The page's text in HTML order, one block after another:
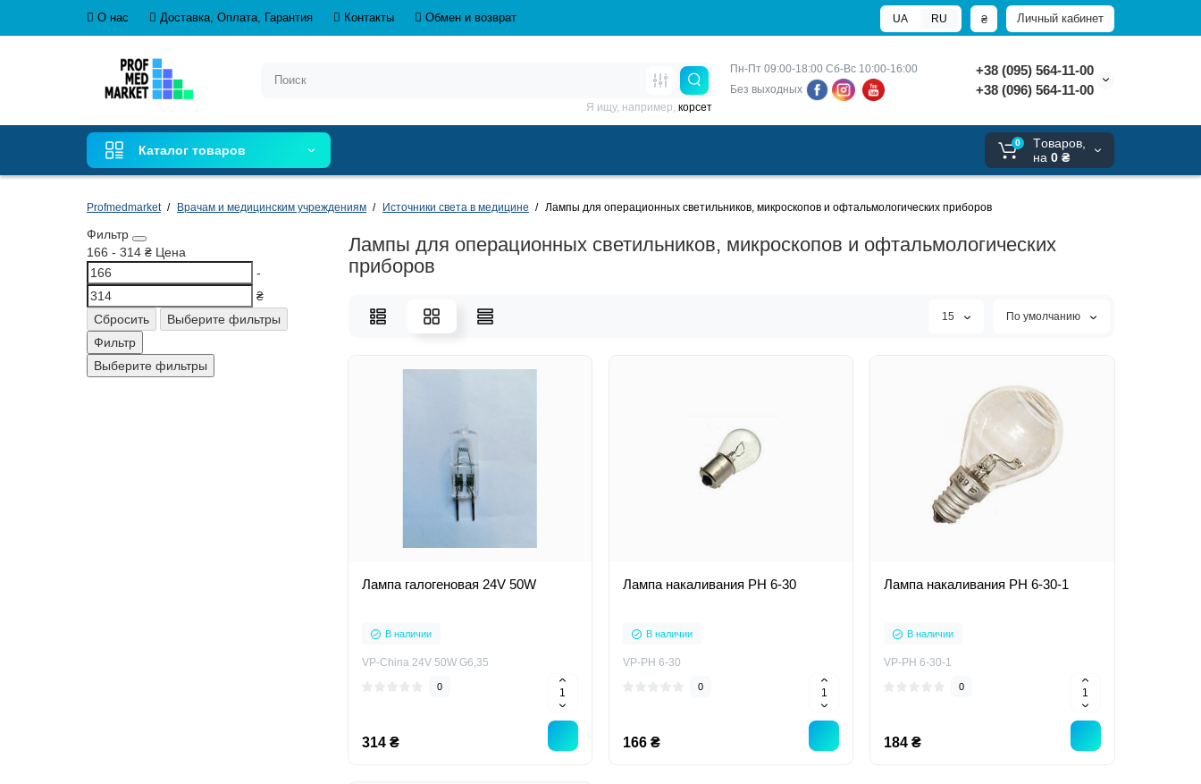
О нас Доставка, Оплата, Гарантия Контакты Обмен и возврат Личный кабинет
₴
UA RU
Пн-Пт 09:00-18:00 Сб-Вс 10:00-16:00
Без выходных
+38 (095) 564-11-00
+38 (096) 564-11-00
Я ищу, например, корсет
Каталог товаров
0
Tоваров,
на 0 ₴
Profmedmarket Врачам и медицинским учреждениям Источники света в медицине Лампы для операционных светильников, микроскопов и офтальмологических приборов
Фильтр
166 - 314 ₴ Цена
-
₴
Сбросить
Выберите фильтры
Фильтр
Выберите фильтры
Лампы для операционных светильников, микроскопов и офтальмологических
приборов
15 По умолчанию
Лампа галогеновая 24V 50W
В наличии
VP-China 24V 50W G6,35
0
314 ₴
Лампа накаливания РН 6-30
В наличии
VP-РН 6-30
0
166 ₴
Лампа накаливания РН 6-30-1
В наличии
VP-РН 6-30-1
0
184 ₴